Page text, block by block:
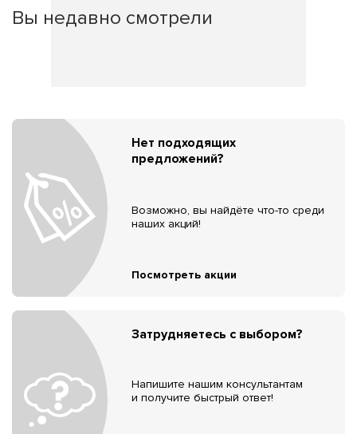
Вы недавно смотрели
Нет подходящих
предложений?
Возможно, вы найдёте что-то среди
наших акций!
Посмотреть акции
Затрудняетесь с выбором?
Напишите нашим консультантам
и получите быстрый ответ!